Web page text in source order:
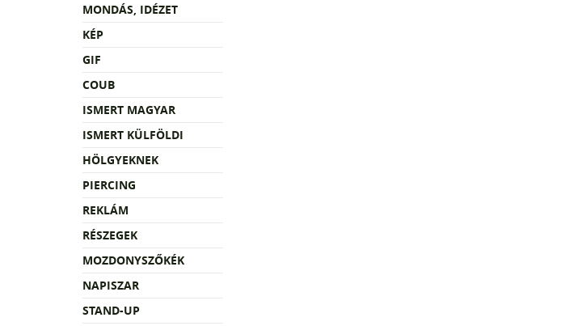
MONDÁS, IDÉZET
KÉP
GIF
COUB
ISMERT MAGYAR
ISMERT KÜLFÖLDI
HÖLGYEKNEK
PIERCING
REKLÁM
RÉSZEGEK
MOZDONYSZŐKÉK
NAPISZAR
STAND-UP